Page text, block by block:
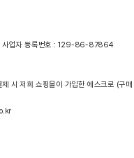
| 사업자 등록번호 : 129-86-87864
시 저희 쇼핑몰이 가입한 에스크로 (구매